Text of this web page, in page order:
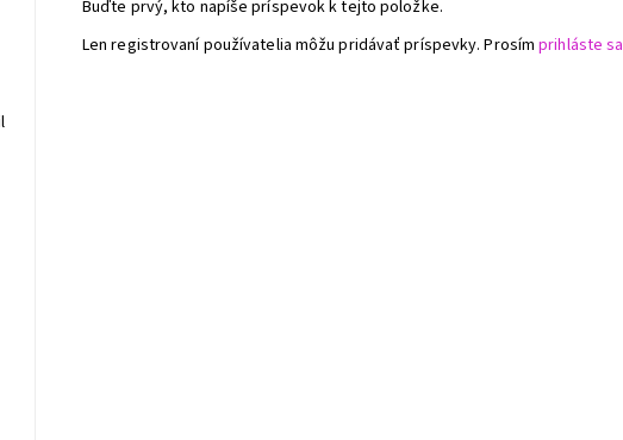
Buďte prvý, kto napíše príspevok k tejto položke.
Len registrovaní používatelia môžu pridávať príspevky. Prosímprihláste sa